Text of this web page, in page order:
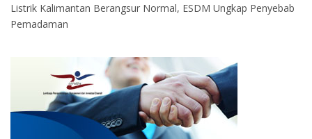
Listrik Kalimantan Berangsur Normal, ESDM Ungkap Penyebab
Pemadaman